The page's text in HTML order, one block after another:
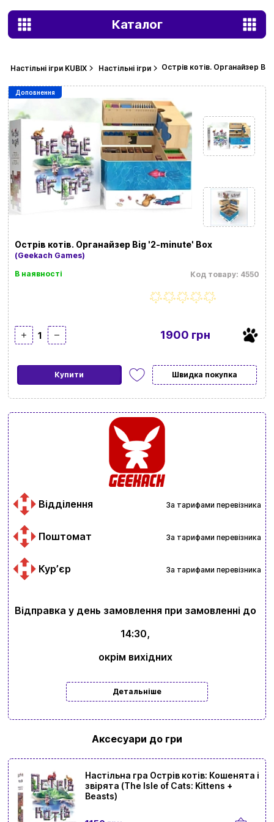
Каталог
Настільні ігри KUBIX Настільні ігри Острів котів. Органайзер
Доповнення
Острів котів. Органайзер Big '2-minute' Box
(Geekach Games)
Код товару: 4550
В наявності
1900 грн
1
Купити Швидка покупка
Відділення За тарифами перевізника
Поштомат За тарифами перевізника
Курʼєр За тарифами перевізника
Відправка у день замовлення при замовленні до
14:30,
окрім вихідних
Детальніше
Аксесуари до гри
Настільна гра Острів котів: Кошенята і
звірята (The Isle of Cats: Kittens +
Beasts)
Бренди
Повернення та обмін товарів
Політика конфіденційності
Ваш кошик зараз порожній